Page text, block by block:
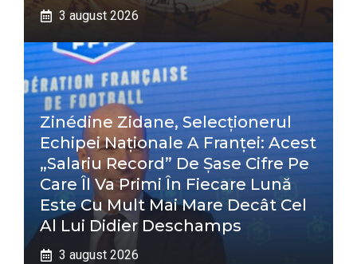
3 august 2026
Zinédine Zidane, Selecționerul
Echipei Naționale A Franței: Acest
„salariu Record” De Șase Cifre Pe
Care Îl Va Primi În Fiecare Lună
Este Cu Mult Mai Mare Decât Cel
Al Lui Didier Deschamps
3 august 2026